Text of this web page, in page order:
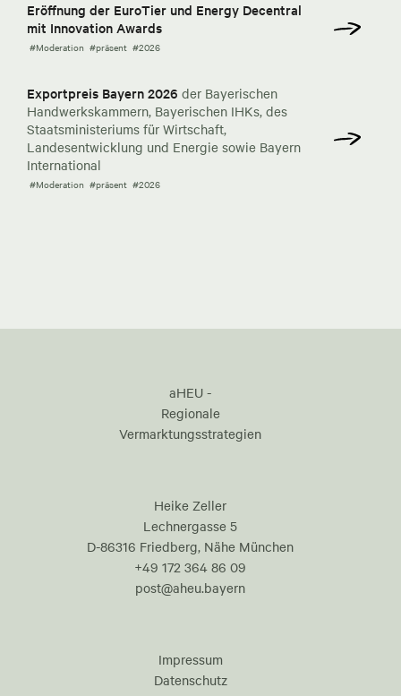
Eröffnung der EuroTier und Energy Decentral
mit Innovation Awards
#Moderation #präsent #2026
Exportpreis Bayern 2026 der Bayerischen
Handwerkskammern, Bayerischen IHKs, des
Staatsministeriums für Wirtschaft,
Landesentwicklung und Energie sowie Bayern
International
#Moderation #präsent #2026
aHEU -
Regionale
Vermarktungsstrategien
Heike Zeller
Lechnergasse 5
D-86316 Friedberg, Nähe München
+49 172 364 86 09
post@aheu.bayern
Impressum
Datenschutz